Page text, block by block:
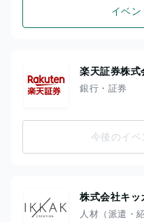
イベ
楽天証券株式
銀行・証券
今後のイ
株式会社キッ
人材（派遣・紹